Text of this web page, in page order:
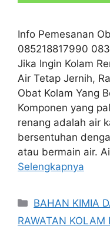
Info Pemesanan
085218817990
Jika Ingin Kolam
Air Tetap Jernih,
Obat Kolam Yang
Komponen yang
renang adalah air
bersentuhan
atau bermain air.
Selengkapnya
Kategori
BAHAN KIMIA
RAWATAN KOLAM